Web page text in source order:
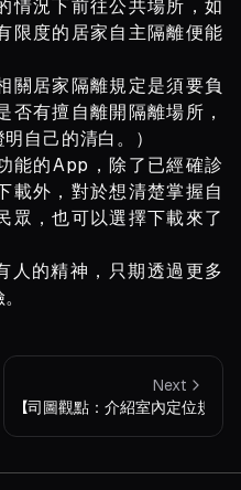
情況下前往公共場所，如
限度的居家自主隔離便能
關居家隔離規定是須要負
否有擅自離開隔離場所，
自己的清白。）
能的App，除了已經確診
載外，對於想清楚掌握自
眾，也可以選擇下載來了
人的精神，只期透過更多
用】
Next
【司圖觀點：介紹室內定位規格（